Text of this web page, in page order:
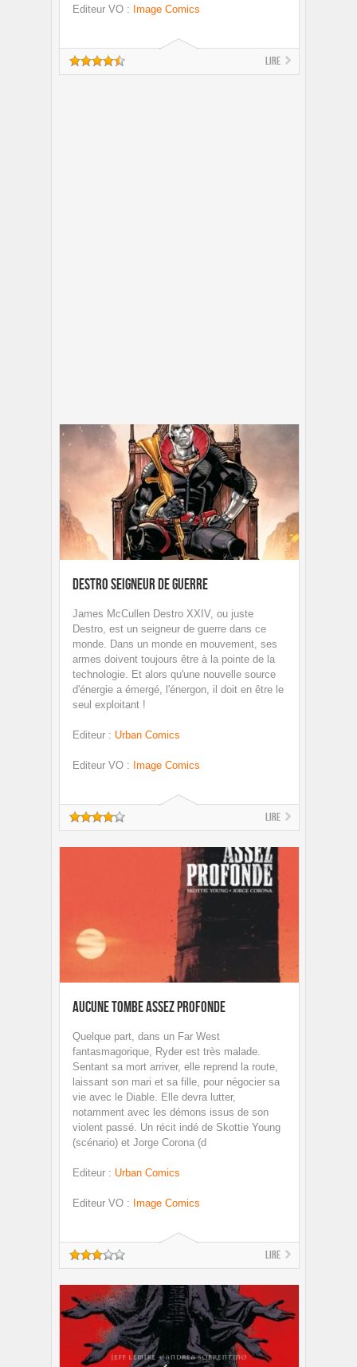
Editeur VO : Image Comics
Lire
Destro Seigneur de Guerre
James McCullen Destro XXIV, ou juste
Destro, est un seigneur de guerre dans ce
monde. Dans un monde en mouvement, ses
armes doivent toujours être à la pointe de la
technologie. Et alors qu'une nouvelle source
d'énergie a émergé, l'énergon, il doit en être le
seul exploitant !
Editeur : Urban Comics
Editeur VO : Image Comics
Lire
Aucune tombe assez profonde
Quelque part, dans un Far West
fantasmagorique, Ryder est très malade.
Sentant sa mort arriver, elle reprend la route,
laissant son mari et sa fille, pour négocier sa
vie avec le Diable. Elle devra lutter,
notamment avec les démons issus de son
violent passé. Un récit indé de Skottie Young
(scénario) et Jorge Corona (d
Editeur : Urban Comics
Editeur VO : Image Comics
Lire